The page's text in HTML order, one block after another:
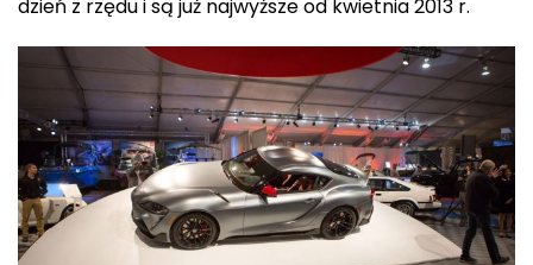
dzień z rzędu i są już najwyższe od kwietnia 2013 r.